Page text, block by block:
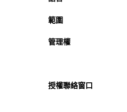
範圍
管理權
授權聯絡窗口